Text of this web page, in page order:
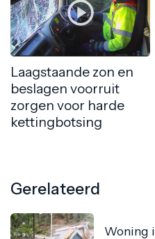
Laagstaande zon en
beslagen voorruit
zorgen voor harde
kettingbotsing
Gerelateerd
Woning